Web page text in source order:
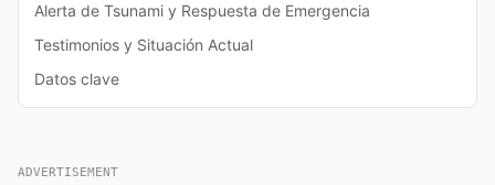
Alerta de Tsunami y Respuesta de Emergencia
Testimonios y Situación Actual
Datos clave
ADVERTISEMENT